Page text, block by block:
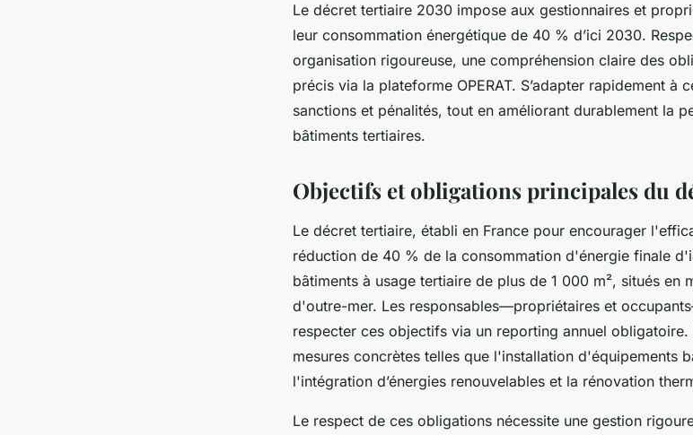
Le décret tertiaire 2030 impose aux gestionnaires et
leur consommation énergétique de 40 % d’ici 2030.
organisation rigoureuse, une compréhension claire des
précis via la plateforme OPERAT. S’adapter rapidement à
sanctions et pénalités, tout en améliorant durablement la
bâtiments tertiaires.
Objectifs et obligations principales du
Le décret tertiaire, établi en France pour encourager
réduction de 40 % de la consommation d'énergie finale
bâtiments à usage tertiaire de plus de 1 000 m², situés en
d'outre-mer. Les responsables—propriétaires et
respecter ces objectifs via un reporting annuel
mesures concrètes telles que l'installation d'équipements
l'intégration d’énergies renouvelables et la rénovation
Le respect de ces obligations nécessite une gestion